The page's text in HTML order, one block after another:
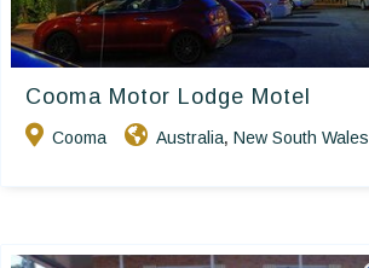
Cooma Motor Lodge Motel
Cooma Australia, New South Wales